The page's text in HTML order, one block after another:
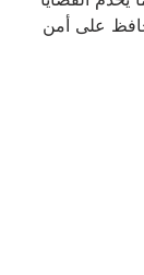
على أمن